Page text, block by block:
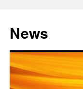
springen
News